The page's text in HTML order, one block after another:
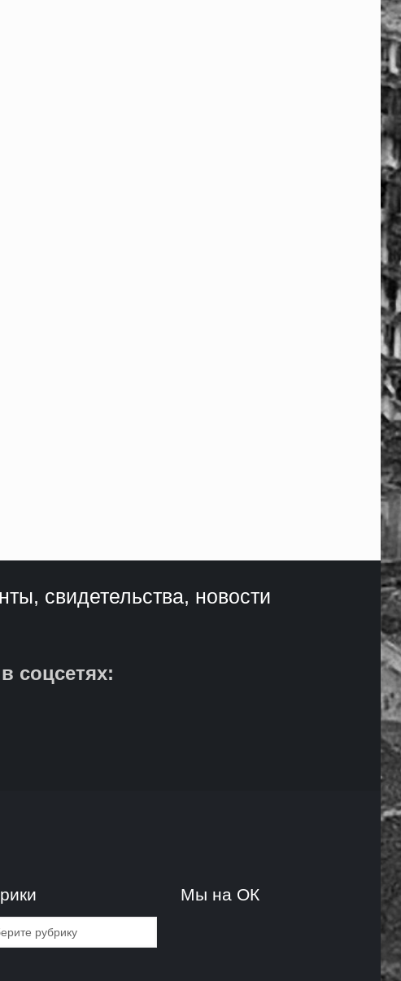
свидетельства, новости
соцсетях:
Мы на ОК